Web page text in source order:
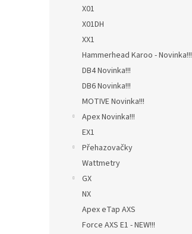
X01
X01DH
XX1
Hammerhead Karoo - Novinka!!!
DB4 Novinka!!!
DB6 Novinka!!!
MOTIVE Novinka!!!
Apex Novinka!!!
EX1
Přehazovačky
Wattmetry
GX
NX
Apex eTap AXS
Force AXS E1 - NEW!!!